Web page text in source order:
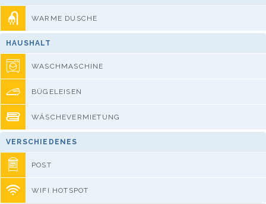
WARME DUSCHE
HAUSHALT
WASCHMASCHINE
BÜGELEISEN
WÄSCHEVERMIETUNG
VERSCHIEDENES
POST
WIFI HOTSPOT